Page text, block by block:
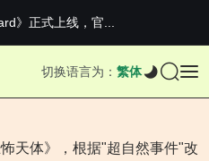
》正式上线，官...
什么？太真实了
全满贯对上全满亚，德约...
切换语言为： 繁体
天体》，根据"超自然事件"改